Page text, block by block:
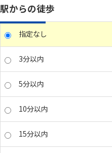
駅からの徒歩
指定なし
3分以内
5分以内
10分以内
15分以内